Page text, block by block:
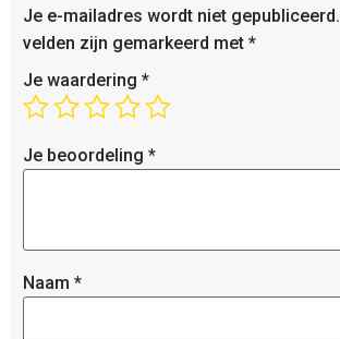
Je e-mailadres wordt niet gepubliceerd.
velden zijn gemarkeerd met *
Je waardering *
Je beoordeling *
Naam *